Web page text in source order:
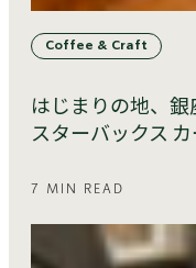
Coffee & Craft
はじまりの地、銀
スターバックス カ
7 MIN READ